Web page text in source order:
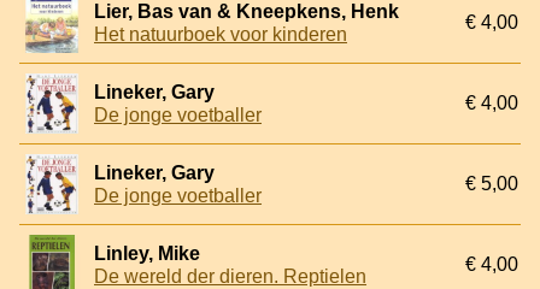
Lier, Bas van & Kneepkens, Henk
Het natuurboek voor kinderen
€ 4,00
Lineker, Gary
De jonge voetballer
€ 4,00
Lineker, Gary
De jonge voetballer
€ 5,00
Linley, Mike
De wereld der dieren. Reptielen
€ 4,00